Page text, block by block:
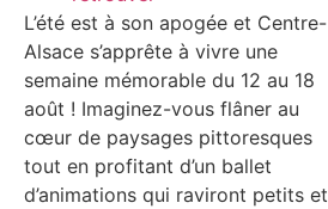
L’été est à son apogée et Centre-
Alsace s’apprête à vivre une
semaine mémorable du 12 au 18
août ! Imaginez-vous flâner au
cœur de paysages pittoresques
tout en profitant d’un ballet
d’animations qui raviront petits et